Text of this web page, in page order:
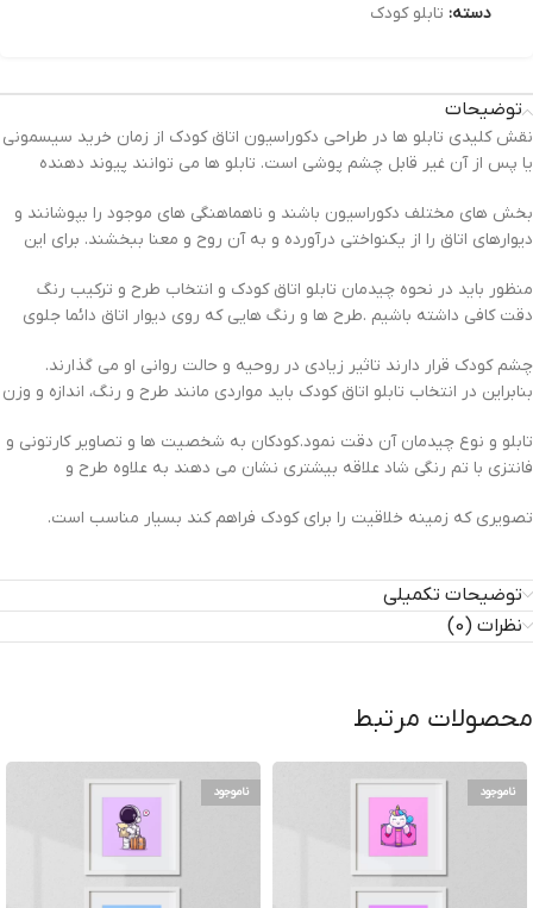
دسته: تابلو کودک
توضیحات
نقش کلیدی تابلو ها در طراحی دکوراسیون اتاق کودک از زمان خرید سیسمونی
یا پس از آن غیر قابل چشم پوشی است. تابلو ها می توانند پیوند دهنده
بخش های مختلف دکوراسیون باشند و ناهماهنگی های موجود را بپوشانند و
دیوارهای اتاق را از یکنواختی درآورده و به آن روح و معنا ببخشند. برای این
منظور باید در نحوه چیدمان تابلو اتاق کودک و انتخاب طرح و ترکیب رنگ
دقت کافی داشته باشیم .طرح ها و رنگ هایی که روی دیوار اتاق دائما جلوی
چشم کودک قرار دارند تاثیر زیادی در روحیه و حالت روانی او می گذارند.
بنابراین در انتخاب تابلو اتاق کودک باید مواردی مانند طرح و رنگ، اندازه و وزن
تابلو و نوع چیدمان آن دقت نمود. کودکان به شخصیت ها و تصاویر کارتونی و
فانتزی با تم رنگی شاد علاقه بیشتری نشان می دهند به علاوه طرح و
تصویری که زمینه خلاقیت را برای کودک فراهم کند بسیار مناسب است.
توضیحات تکمیلی
نظرات (0)
محصولات مرتبط
ناموجود ناموجود